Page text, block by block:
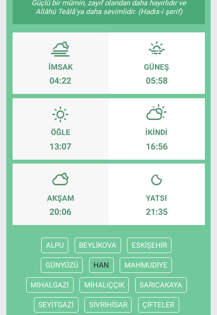
Güçlü bir mümin, zayıf olandan daha hayırlıdır ve
Allâhü Teâlâ'ya daha sevimlidir. (Hadis-i şerif)
İMSAK
04:22
GÜNEŞ
05:58
ÖĞLE
13:07
İKINDI
16:56
AKŞAM
20:06
YATSI
21:35
ALPU BEYLİKOVA ESKİŞEHİR
GÜNYÜZÜ HAN MAHMUDİYE
MİHALGAZİ MİHALIÇÇIK SARICAKAYA
SEYİTGAZİ SİVRİHİSAR ÇİFTELER